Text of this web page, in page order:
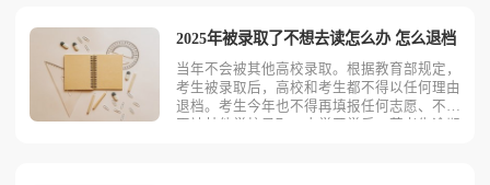
的条件，还可以继
2025年被录取了不想去读怎么办 怎么退档
当年不会被其他高校录取。根据教育部规定，
考生被录取后，高校和考生都不得以任何理由
退档。考生今年也不得再填报任何志愿、不得